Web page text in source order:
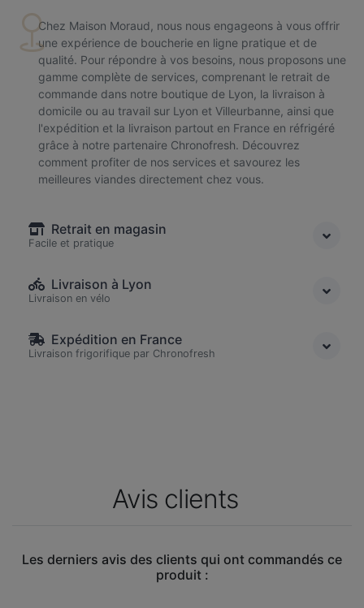
Chez Maison Moraud, nous nous engageons à vous offrir
une expérience de boucherie en ligne pratique et de
qualité. Pour répondre à vos besoins, nous proposons une
gamme complète de services, comprenant le retrait de
commande dans notre boutique de Lyon, la livraison à
domicile ou au travail sur Lyon et Villeurbanne, ainsi que
l'expédition et la livraison partout en France en réfrigéré
grâce à notre partenaire Chronofresh. Découvrez
comment profiter de nos services et savourez les
meilleures viandes directement chez vous.
Retrait en magasin
Facile et pratique
Livraison à Lyon
Livraison en vélo
Expédition en France
Livraison frigorifique par Chronofresh
Avis clients
Les derniers avis des clients qui ont commandés ce
produit :